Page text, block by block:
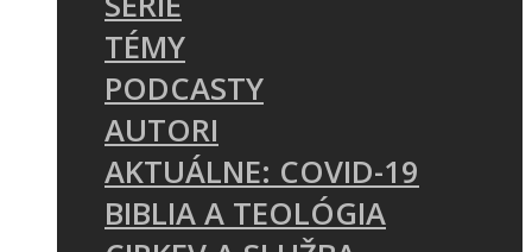
TÉMY
PODCASTY
AUTORI
AKTUÁLNE: COVID-19
BIBLIA A TEOLÓGIA